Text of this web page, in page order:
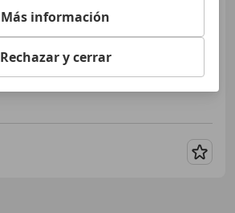
€ 48.000
Preciojusto
Gasolina
Más información
Rechazar y cerrar